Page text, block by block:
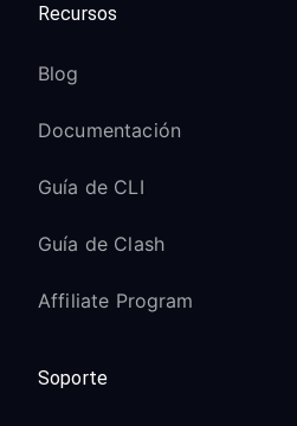
Recursos
Blog
Documentación
Guía de CLI
Guía de Clash
Affiliate Program
Soporte